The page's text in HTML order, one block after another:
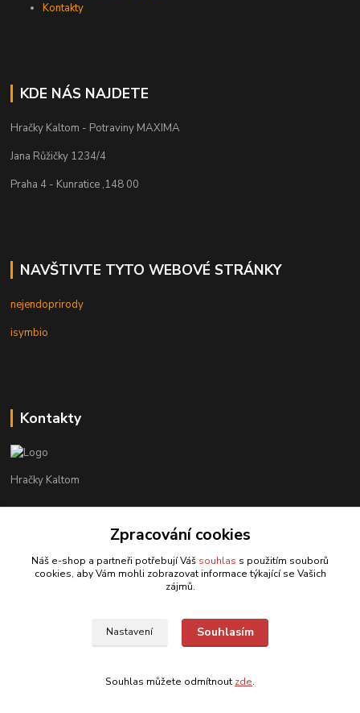
Kontakty
KDE NÁS NAJDETE
Hračky Kaltom - Potraviny MAXIMA
Jana Růžičky 1234/4
Praha 4 - Kunratice ,148 00
NAVŠTIVTE TYTO WEBOVÉ STRÁNKY
nejendoprirody
isymbio
Kontakty
Hračky Kaltom
+420 777 538 008
hrackykaltom@gmail.com
Zpracování cookies
Náš e-shop a partneři potřebují Váš souhlas s použitím souborů
cookies, aby Vám mohli zobrazovat informace týkající se Vašich
zájmů.
Nastavení Souhlasím
Souhlas můžete odmítnout zde.